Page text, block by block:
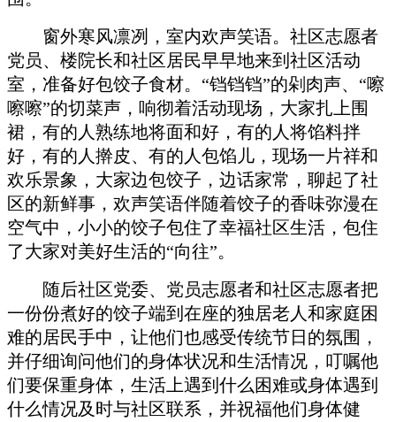
窗外寒风凛冽，室内欢声笑语。社区志愿者
党员、楼院长和社区居民早早地来到社区活动
室，准备好包饺子食材。 “铛铛铛”的剁肉声、“嚓
嚓嚓”的切菜声，响彻着活动现场，大家扎上围
裙，有的人熟练地将面和好，有的人将馅料拌
好，有的人擀皮、有的人包馅儿，现场一片祥和
欢乐景象，大家边包饺子，边话家常，聊起了社
区的新鲜事，欢声笑语伴随着饺子的香味弥漫在
空气中，小小的饺子包住了幸福社区生活，包住
了大家对美好生活的“向往”。
随后社区党委、党员志愿者和社区志愿者把
一份份煮好的饺子端到在座的独居老人和家庭困
难的居民手中，让他们也感受传统节日的氛围，
并仔细询问他们的身体状况和生活情况，叮嘱他
们要保重身体，生活上遇到什么困难或身体遇到
什么情况及时与社区联系，并祝福他们身体健